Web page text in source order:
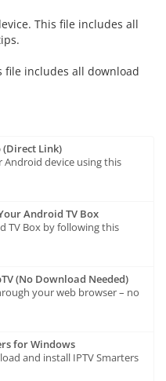
This file includes all
file includes all download
(Direct Link)
Android device using this
Android TV Box
TV Box by following this
(No Download Needed)
your web browser – no
for Windows
and install IPTV Smarters